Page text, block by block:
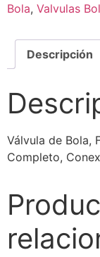
Bola, Valvulas
Descripción
Válvula de Bola,
Completo,